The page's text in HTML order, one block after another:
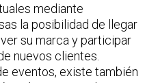
mediante
la posibilidad de llegar
su marca y participar
nuevos clientes.
eventos, existe también